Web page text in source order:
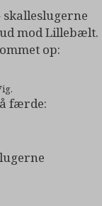
skalleslugerne
mod Lillebælt.
op:
færde: